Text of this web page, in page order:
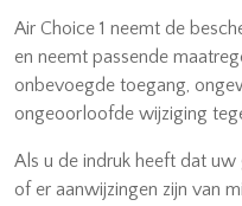
Air Choice 1 neemt de
en neemt passende
onbevoegde toegang,
ongeoorloofde wijziging
Als u de indruk heeft dat
of er aanwijzingen zijn van